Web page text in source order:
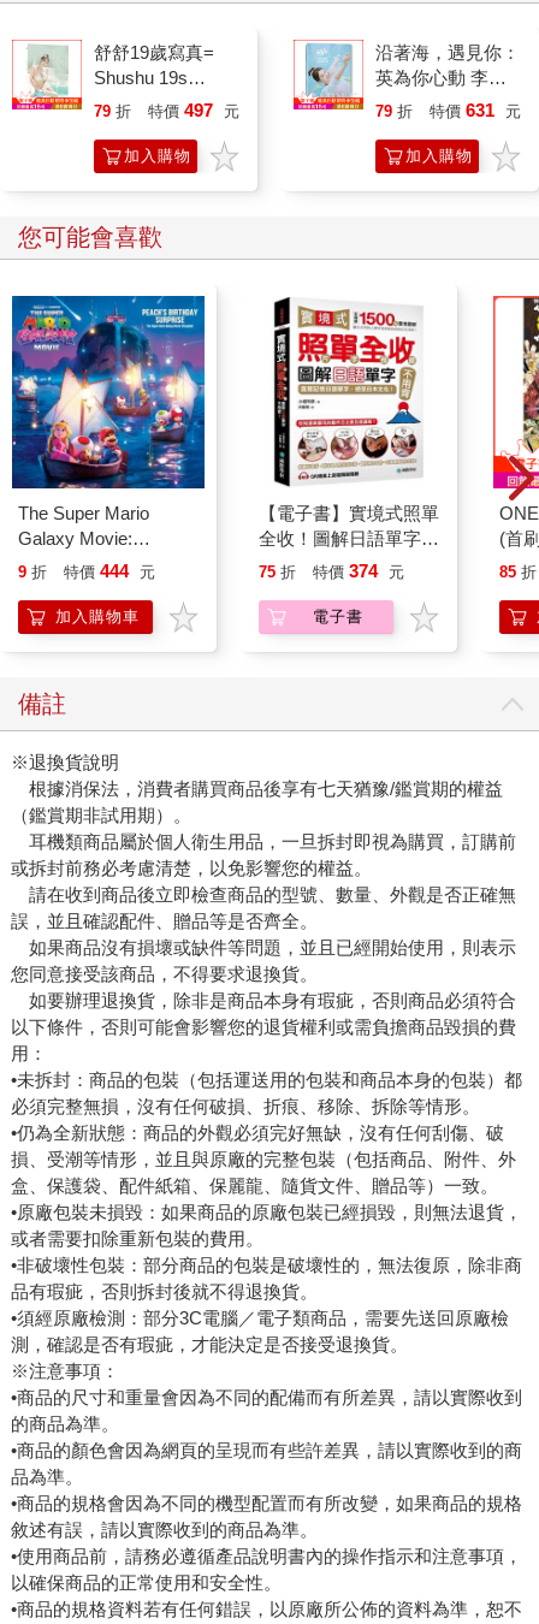
舒舒19歲寫真=
Shushu 19s
photography
79 折 特價 497 元
加入購物
沿著海，遇見你：
英為你心動 李雅
英1st台灣感性紙
79 折 特價 631 元
加入購物
您可能會喜歡
The Super Mario
Galaxy Movie:
Peach`s Birthday
Mario Galaxy Movie
Storybook
9 折 特價 444 元
加入購物車
【電子書】實境式照單
全收！圖解日語單字不
用背：照片單字全部收
境圖解，讓生活中的人
事時地物成為你的日文
75 折 特價 374 元
電子書
(首
85 折
備註
※退換貨說明
根據消保法，消費者購買商品後享有七天猶豫/鑑賞期的權益
（鑑賞期非試用期）。
耳機類商品屬於個人衛生用品，一旦拆封即視為購買，訂購前
或拆封前務必考慮清楚，以免影響您的權益。
請在收到商品後立即檢查商品的型號、數量、外觀是否正確無
誤，並且確認配件、贈品等是否齊全。
如果商品沒有損壞或缺件等問題，並且已經開始使用，則表示
您同意接受該商品，不得要求退換貨。
如要辦理退換貨，除非是商品本身有瑕疵，否則商品必須符合
以下條件，否則可能會影響您的退貨權利或需負擔商品毀損的費
用：
•未拆封：商品的包裝（包括運送用的包裝和商品本身的包裝）都
必須完整無損，沒有任何破損、折痕、移除、拆除等情形。
•仍為全新狀態：商品的外觀必須完好無缺，沒有任何刮傷、破
損、受潮等情形，並且與原廠的完整包裝（包括商品、附件、外
盒、保護袋、配件紙箱、保麗龍、隨貨文件、贈品等）一致。
•原廠包裝未損毀：如果商品的原廠包裝已經損毀，則無法退貨，
或者需要扣除重新包裝的費用。
•非破壞性包裝：部分商品的包裝是破壞性的，無法復原，除非商
品有瑕疵，否則拆封後就不得退換貨。
•須經原廠檢測：部分3C電腦／電子類商品，需要先送回原廠檢
測，確認是否有瑕疵，才能決定是否接受退換貨。
※注意事項：
•商品的尺寸和重量會因為不同的配備而有所差異，請以實際收到
的商品為準。
•商品的顏色會因為網頁的呈現而有些許差異，請以實際收到的商
品為準。
•商品的規格會因為不同的機型配置而有所改變，如果商品的規格
敘述有誤，請以實際收到的商品為準。
•使用商品前，請務必遵循產品說明書內的操作指示和注意事項，
以確保商品的正常使用和安全性。
•商品的規格資料若有任何錯誤，以原廠所公佈的資料為準，恕不